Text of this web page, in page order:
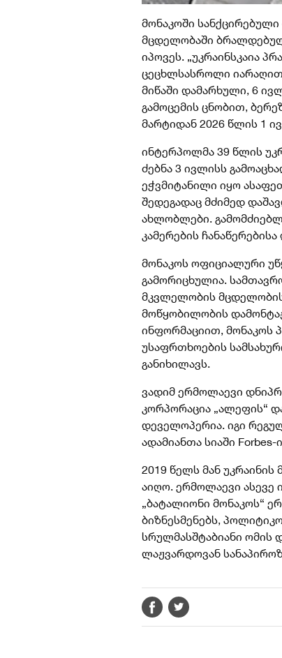
მონაკოში
მცდელობაში
იპოვეს. „უკრაინსკაია
ცეცხლსასროლი
მიწაში დამარხული, 6
გამოცემის ცნობით,
მარტიდან 2026 წლის 1
ინტერპოლმა 39 წლის
ძებნა 3 ივლისს
ეჭვმიტანილი იყო
შედეგადაც მძიმედ
ახლობლები.
კამერების
მონაკოს ოფიციალური
გამორიცხულია.
მკვლელობის
მოწყობილობის
ინფორმაციით, მონაკოს
უსაფრთხოების
განიხილავს.
ვადიმ ერმოლაევი
კორპორაცია „ალეფის“
დეველოპერია. იგი
ადამიანთა სიაში
2019 წელს მან
აიღო. ერმოლაევი ასევე
„ბატალიონი მონაკოს“
ბიზნესმენებს,
სრულმასშტაბიანი ომის
ლაჟვარდოვან